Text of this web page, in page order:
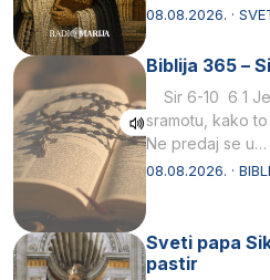
Svojim životom,
08.08.2026. ·
Biblija 365 –
Sir 6-10 6 1
sramotu, kako
Ne predaj se u…
08.08.2026. ·
Sveti papa
pastir